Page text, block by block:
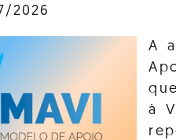
2026
A
à